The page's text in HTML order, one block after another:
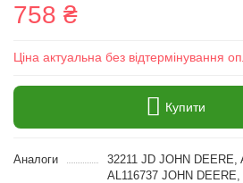
758 ₴
Ціна актуальна без відтермінування
Купити
Аналоги
32211 JD JOHN DEERE,
AL116737 JOHN